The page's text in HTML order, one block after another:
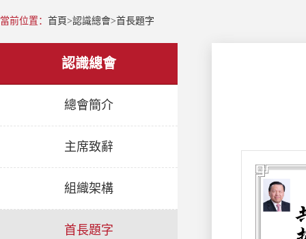
當前位置： 首頁>認識總會>首長題字
認識總會
總會簡介
主席致辭
組織架構
首長題字